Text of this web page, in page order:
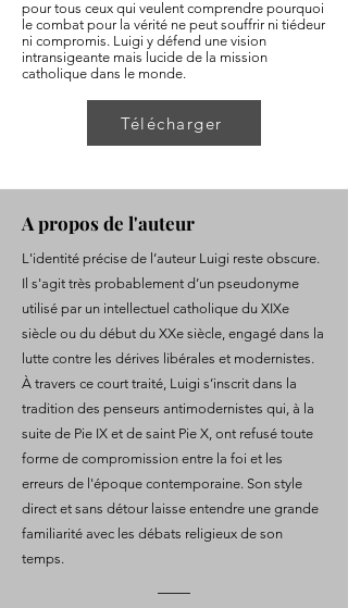
pour tous ceux qui veulent comprendre pourquoi
le combat pour la vérité ne peut souffrir ni tiédeur
ni compromis. Luigi y défend une vision
intransigeante mais lucide de la mission
catholique dans le monde.
Télécharger
A propos de l'auteur
L'identité précise de l’auteur Luigi reste obscure.
Il s'agit très probablement d’un pseudonyme
utilisé par un intellectuel catholique du XIXe
siècle ou du début du XXe siècle, engagé dans la
lutte contre les dérives libérales et modernistes.
À travers ce court traité, Luigi s’inscrit dans la
tradition des penseurs antimodernistes qui, à la
suite de Pie IX et de saint Pie X, ont refusé toute
forme de compromission entre la foi et les
erreurs de l'époque contemporaine. Son style
direct et sans détour laisse entendre une grande
familiarité avec les débats religieux de son
temps.